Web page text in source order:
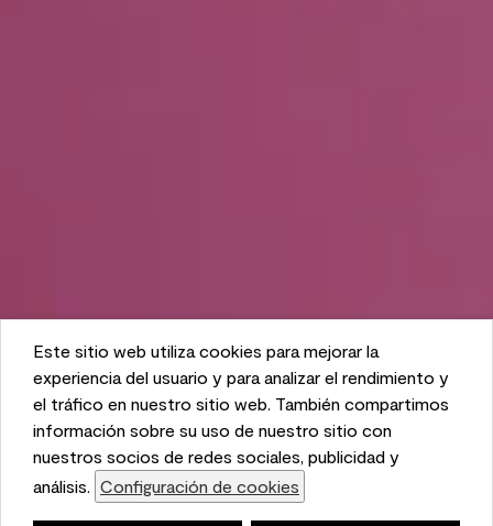
This website uses cookies to enhance user experience
and to analyze performance and traffic on our website.
We also share information about your use of our site
with our social media, advertising, and analytics
partners. Cookie Settings
Este sitio web utiliza cookies para mejorar la
experiencia del usuario y para analizar el rendimiento y
el tráfico en nuestro sitio web. También compartimos
información sobre su uso de nuestro sitio con
nuestros socios de redes sociales, publicidad y
análisis. Configuración de cookies